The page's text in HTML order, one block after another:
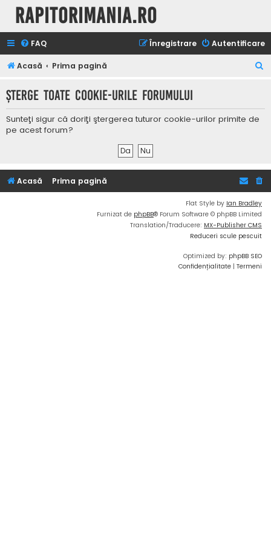
Rapitorimania.ro
FAQ Autentificare
Înregistrare
Acasă Prima pagină
t
Şterge toate cookie-urile forumului
Sunteţi sigur că doriţi ştergerea tuturor cookie-urilor primite de
pe acest forum?
Acasă Prima pagină
Flat Style by Ian Bradley
Furnizat de phpBB® Forum Software © phpBB Limited
Translation/Traducere: MX-Publisher CMS
Reduceri scule pescuit
Optimized by: phpBB SEO
Confidențialitate | Termeni